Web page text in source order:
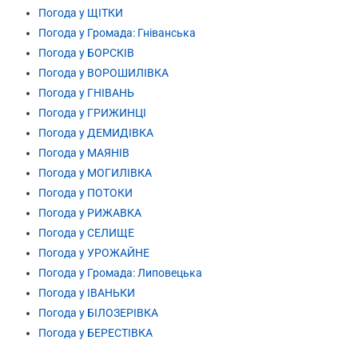
Погода у ЩІТКИ
Погода у Громада: Гніванська
Погода у БОРСКІВ
Погода у ВОРОШИЛІВКА
Погода у ГНІВАНЬ
Погода у ГРИЖИНЦІ
Погода у ДЕМИДІВКА
Погода у МАЯНІВ
Погода у МОГИЛІВКА
Погода у ПОТОКИ
Погода у РИЖАВКА
Погода у СЕЛИЩЕ
Погода у УРОЖАЙНЕ
Погода у Громада: Липовецька
Погода у ІВАНЬКИ
Погода у БІЛОЗЕРІВКА
Погода у БЕРЕСТІВКА